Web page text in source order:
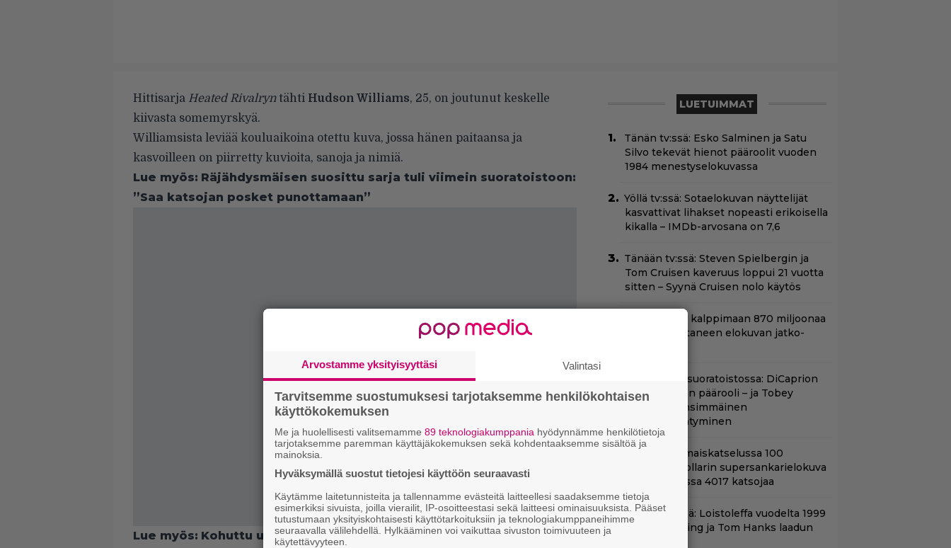
Hittisarja Heated Rivalryntähti Hudson Williams, 25, on joutunut keskelle
kiivasta somemyrskyä.
Williamsista leviää kouluaikoina otettu kuva, jossa hänen paitaansa ja
kasvoilleen on piirretty kuvioita, sanoja ja nimiä.
Lue myös: Räjähdysmäisen suosittu sarja tuli viimein suoratoistoon:
”Saa katsojan posket punottamaan”
Lue myös: Kohuttu uutuussarja alkaa tänään – Kahden
LUETUIMMAT
Tänän tv:ssä: Esko Salminen ja Satu
Silvo tekevät hienot pääroolit vuoden
1984 menestyselokuvassa
Yöllä tv:ssä: Sotaelokuvan näyttelijät
kasvattivat lihakset nopeasti erikoisella
kikalla – IMDb-arvosana on 7,6
Tänään tv:ssä: Steven Spielbergin ja
Tom Cruisen kaveruus loppui 21 vuotta
sitten – Syynä Cruisen nolo käytös
Ohjaaja lähti kalppimaan 870 miljoonaa
dollaria tuottaneen elokuvan jatko-
Huippuleffa suoratoistossa: DiCaprion
ensimmäinen päärooli – ja Tobey
Maguiren ensimmäinen
elokuvaesiintyminen
Scifihetki: Ilmaiskatselussa 100
miljoonan dollarin supersankarielokuva
– sai Suomessa 4017 katsojaa
Tänään tv:ssä: Loistoleffa vuodelta 1999
– Stephen King ja Tom Hanks laadun
Arvostamme yksityisyyttäsi Valintasi
Tarvitsemme suostumuksesi tarjotaksemme henkilökohtaisen
käyttökokemuksen
Me ja huolellisesti valitsemamme 89 teknologiakumppania hyödynnämme henkilötietoja
tarjotaksemme paremman käyttäjäkokemuksen sekä kohdentaaksemme sisältöä ja
mainoksia.
Hyväksymällä suostut tietojesi käyttöön seuraavasti
Käytämme laitetunnisteita ja tallennamme evästeitä laitteellesi saadaksemme tietoja
esimerkiksi sivuista, joilla vierailit, IP-osoitteestasi sekä laitteesi ominaisuuksista. Pääset
tutustumaan yksityiskohtaisesti käyttötarkoituksiin ja teknologiakumppaneihimme
seuraavalla välilehdellä. Hylkääminen voi vaikuttaa sivuston toimivuuteen ja
käytettävyyteen.